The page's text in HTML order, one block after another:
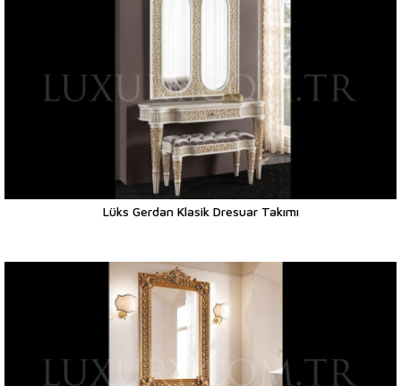
Lüks Gerdan Klasik Dresuar Takımı